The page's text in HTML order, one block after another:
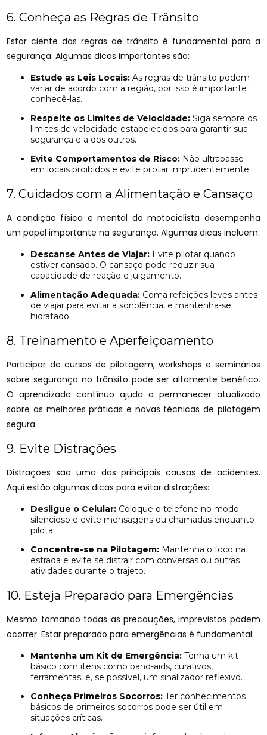
6. Conheça as Regras de Trânsito
Estar ciente das regras de trânsito é fundamental para a
segurança. Algumas dicas importantes são:
Estude as Leis Locais: As regras de trânsito podem
variar de acordo com a região, por isso é importante
conhecê-las.
Respeite os Limites de Velocidade: Siga sempre os
limites de velocidade estabelecidos para garantir sua
segurança e a dos outros.
Evite Comportamentos de Risco: Não ultrapasse
em locais proibidos e evite pilotar imprudentemente.
7. Cuidados com a Alimentação e Cansaço
A condição física e mental do motociclista desempenha
um papel importante na segurança. Algumas dicas incluem:
Descanse Antes de Viajar: Evite pilotar quando
estiver cansado. O cansaço pode reduzir sua
capacidade de reação e julgamento.
Alimentação Adequada: Coma refeições leves antes
de viajar para evitar a sonolência, e mantenha-se
hidratado.
8. Treinamento e Aperfeiçoamento
Participar de cursos de pilotagem, workshops e seminários
sobre segurança no trânsito pode ser altamente benéfico.
O aprendizado contínuo ajuda a permanecer atualizado
sobre as melhores práticas e novas técnicas de pilotagem
segura.
9. Evite Distrações
Distrações são uma das principais causas de acidentes.
Aqui estão algumas dicas para evitar distrações:
Desligue o Celular: Coloque o telefone no modo
silencioso e evite mensagens ou chamadas enquanto
pilota.
Concentre-se na Pilotagem: Mantenha o foco na
estrada e evite se distrair com conversas ou outras
atividades durante o trajeto.
10. Esteja Preparado para Emergências
Mesmo tomando todas as precauções, imprevistos podem
ocorrer. Estar preparado para emergências é fundamental:
Mantenha um Kit de Emergência: Tenha um kit
básico com itens como band-aids, curativos,
ferramentas, e, se possível, um sinalizador reflexivo.
Conheça Primeiros Socorros: Ter conhecimentos
básicos de primeiros socorros pode ser útil em
situações críticas.